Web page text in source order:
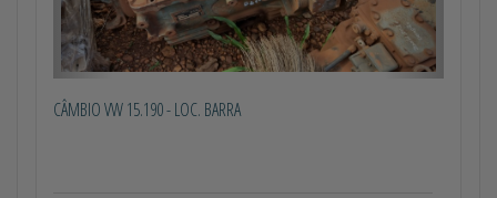
CÂMBIO VW 15.190 - LOC. BARRA